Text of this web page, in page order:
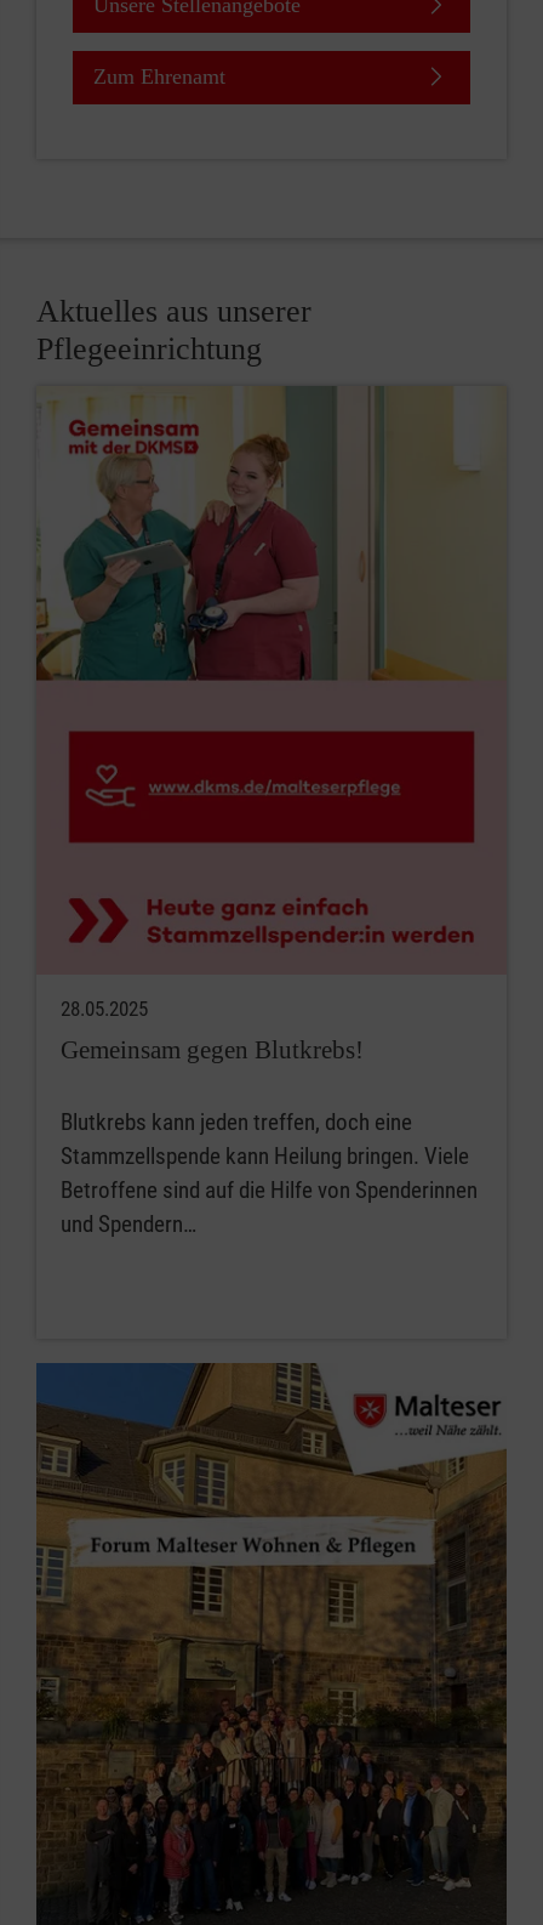
Unsere Stellenangebote
Zum Ehrenamt
Aktuelles aus unserer
Pflegeeinrichtung
28.05.2025
Gemeinsam gegen Blutkrebs!
Blutkrebs kann jeden treffen, doch eine
Stammzellspende kann Heilung bringen. Viele
Betroffene sind auf die Hilfe von Spenderinnen
und Spendern…